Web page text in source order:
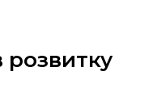
розвитку